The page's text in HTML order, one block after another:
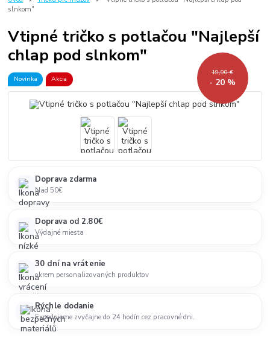
slnkom"
Vtipné tričko s potlačou "Najlepší
chlap pod slnkom"
Novinka Akcia
19,90 €
- 20 %
Doprava zdarma
Nad 50€
Doprava od 2.80€
Výdajné miesta
30 dní na vrátenie
okrem personalizovaných produktov
Rýchle dodanie
Expedujeme zvyčajne do 24 hodín cez pracovné dni.